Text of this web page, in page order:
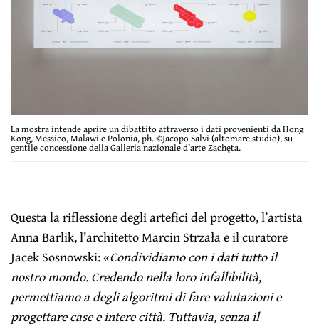
La mostra intende aprire un dibattito attraverso i dati provenienti da Hong
Kong, Messico, Malawi e Polonia, ph. ©Jacopo Salvi (altomare.studio), su
gentile concessione della Galleria nazionale d’arte Zachęta.
Questa la riflessione degli artefici del progetto, l’artista
Anna Barlik, l’architetto Marcin Strzała e il curatore
Jacek Sosnowski: «Condividiamo con i dati tutto il
nostro mondo. Credendo nella loro infallibilità,
permettiamo a degli algoritmi di fare valutazioni e
progettare case e intere città. Tuttavia, senza il